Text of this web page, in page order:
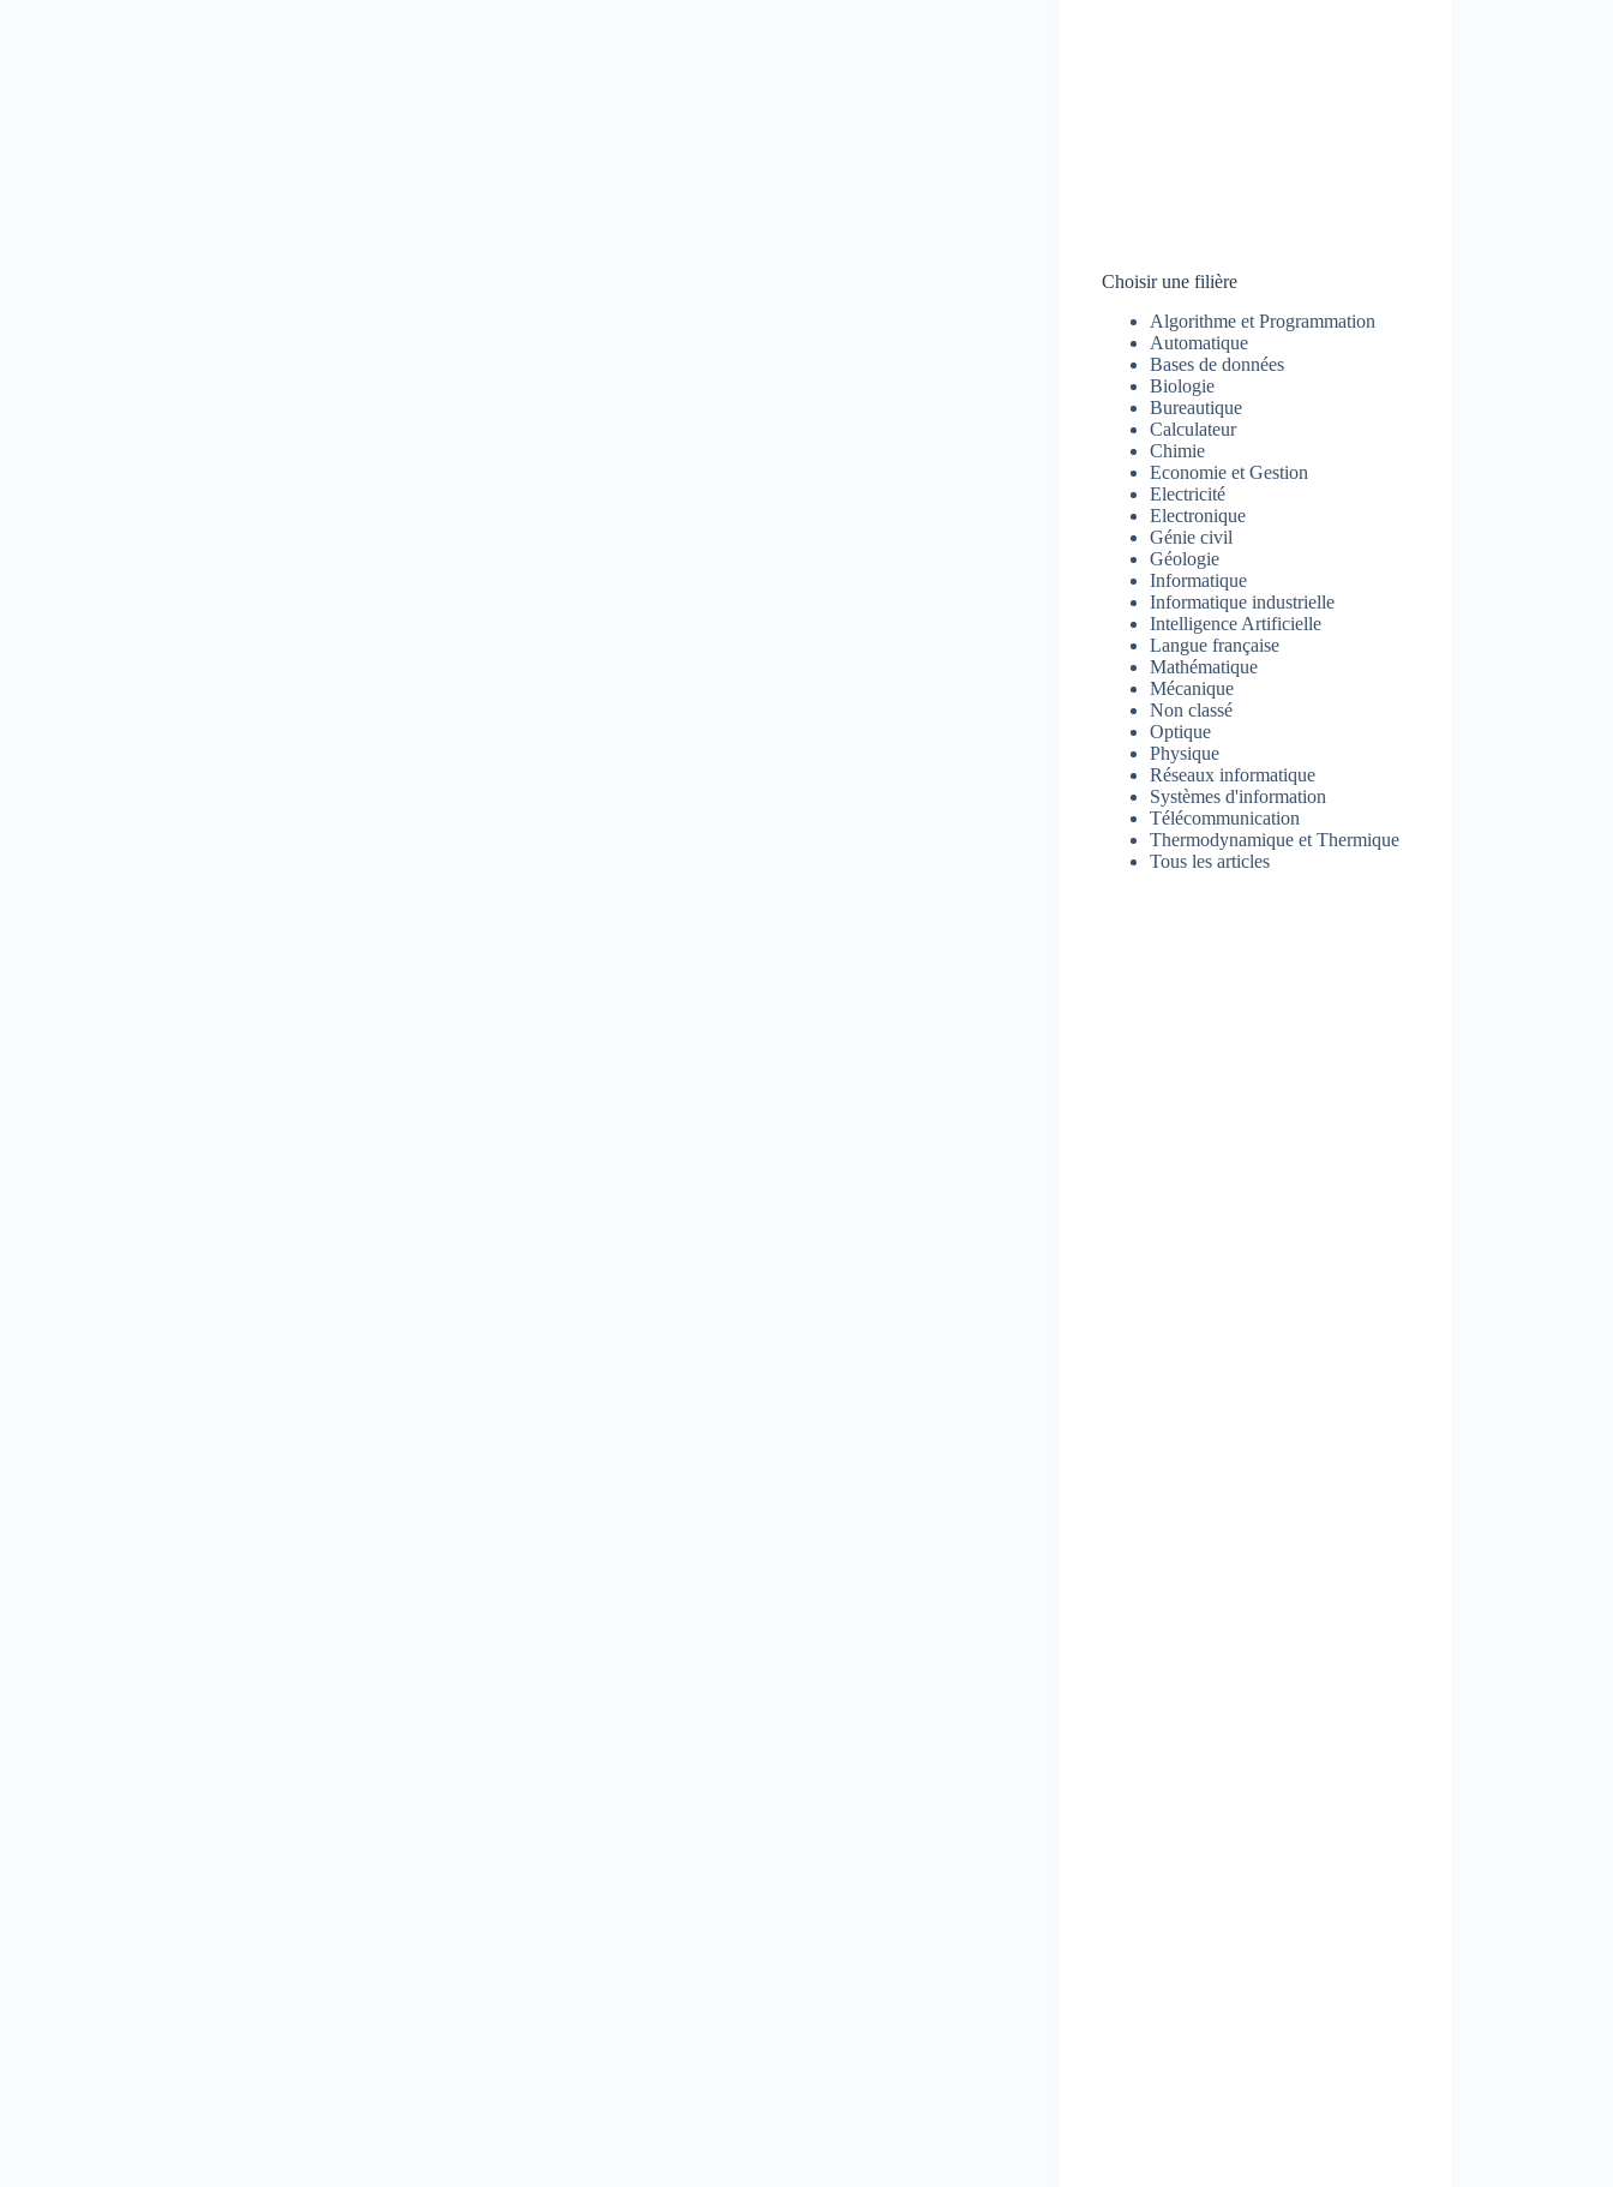
Choisir une filière
Algorithme et Programmation
Automatique
Bases de données
Biologie
Bureautique
Calculateur
Chimie
Economie et Gestion
Electricité
Electronique
Génie civil
Géologie
Informatique
Informatique industrielle
Intelligence Artificielle
Langue française
Mathématique
Mécanique
Non classé
Optique
Physique
Réseaux informatique
Systèmes d'information
Télécommunication
Thermodynamique et Thermique
Tous les articles